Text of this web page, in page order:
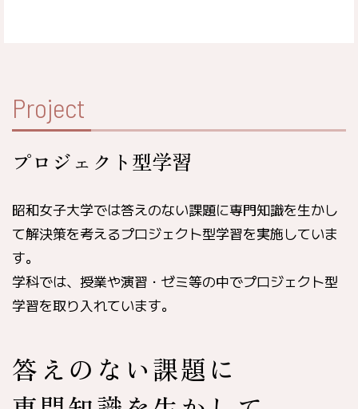
Project
プロジェクト型学習
昭和女子大学では答えのない課題に専門知識を生かし
て解決策を考えるプロジェクト型学習を実施していま
す。
学科では、授業や演習・ゼミ等の中でプロジェクト型
学習を取り入れています。
答えのない課題に